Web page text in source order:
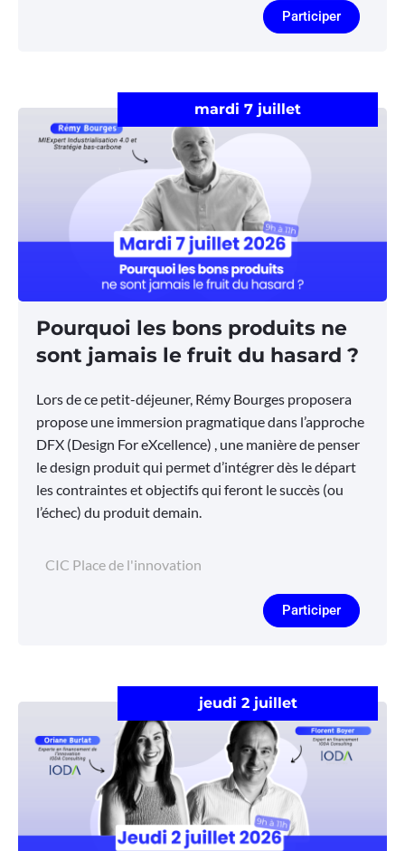
Participer
mardi 7 juillet
Pourquoi les bons produits ne
sont jamais le fruit du hasard ?
Lors de ce petit-déjeuner, Rémy Bourges proposera
propose une immersion pragmatique dans l’approche
DFX (Design For eXcellence) , une manière de penser
le design produit qui permet d’intégrer dès le départ
les contraintes et objectifs qui feront le succès (ou
l’échec) du produit demain.
CIC Place de l'innovation
Participer
jeudi 2 juillet